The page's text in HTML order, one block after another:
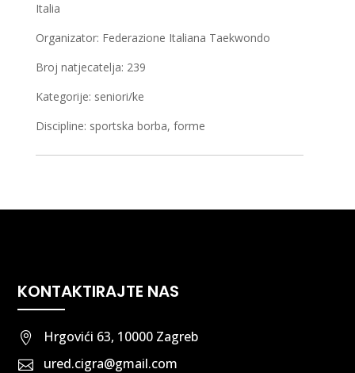
Italia
Organizator: Federazione Italiana Taekwondo
Broj natjecatelja: 239
Kategorije: seniori/ke
Discipline: sportska borba, forme
KONTAKTIRAJTE NAS
 Hrgovići 63, 10000 Zagreb
 ured.cigra@gmail.com